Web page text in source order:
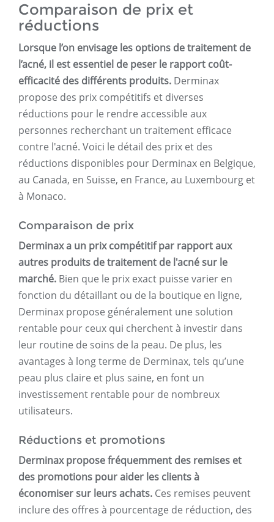
Comparaison de prix et
réductions
Lorsque l’on envisage les options de traitement de
l’acné, il est essentiel de peser le rapport coût-
efficacité des différents produits. Derminax
propose des prix compétitifs et diverses
réductions pour le rendre accessible aux
personnes recherchant un traitement efficace
contre l'acné. Voici le détail des prix et des
réductions disponibles pour Derminax en Belgique,
au Canada, en Suisse, en France, au Luxembourg et
à Monaco.
Comparaison de prix
Derminax a un prix compétitif par rapport aux
autres produits de traitement de l'acné sur le
marché. Bien que le prix exact puisse varier en
fonction du détaillant ou de la boutique en ligne,
Derminax propose généralement une solution
rentable pour ceux qui cherchent à investir dans
leur routine de soins de la peau. De plus, les
avantages à long terme de Derminax, tels qu’une
peau plus claire et plus saine, en font un
investissement rentable pour de nombreux
utilisateurs.
Réductions et promotions
Derminax propose fréquemment des remises et
des promotions pour aider les clients à
économiser sur leurs achats. Ces remises peuvent
inclure des offres à pourcentage de réduction, des